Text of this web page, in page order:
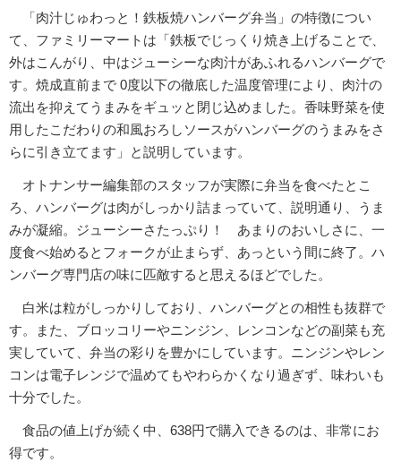
「肉汁じゅわっと！鉄板焼ハンバーグ弁当」の特徴につい
て、ファミリーマートは「鉄板でじっくり焼き上げることで、
外はこんがり、中はジューシーな肉汁があふれるハンバーグで
す。焼成直前まで 0度以下の徹底した温度管理により、肉汁の
流出を抑えてうまみをギュッと閉じ込めました。香味野菜を使
用したこだわりの和風おろしソースがハンバーグのうまみをさ
らに引き立てます」と説明しています。
オトナンサー編集部のスタッフが実際に弁当を食べたとこ
ろ、ハンバーグは肉がしっかり詰まっていて、説明通り、うま
みが凝縮。ジューシーさたっぷり！ あまりのおいしさに、一
度食べ始めるとフォークが止まらず、あっという間に終了。ハ
ンバーグ専門店の味に匹敵すると思えるほどでした。
白米は粒がしっかりしており、ハンバーグとの相性も抜群で
す。また、ブロッコリーやニンジン、レンコンなどの副菜も充
実していて、弁当の彩りを豊かにしています。ニンジンやレン
コンは電子レンジで温めてもやわらかくなり過ぎず、味わいも
十分でした。
食品の値上げが続く中、638円で購入できるのは、非常にお
得です。